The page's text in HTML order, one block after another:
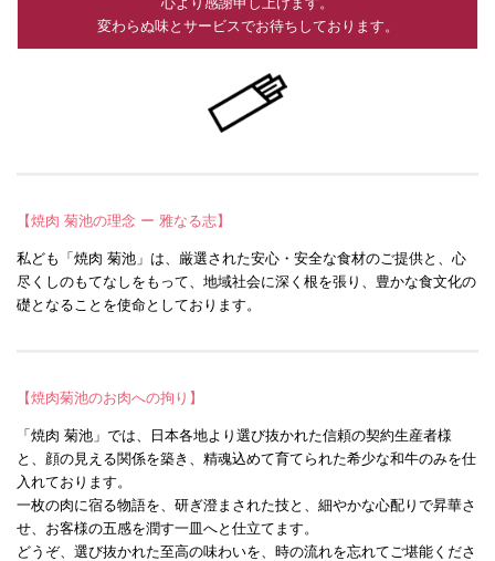
変わらぬ味とサービスでお待ちしております。
【焼肉 菊池の理念 ー 雅なる志】
私ども「焼肉 菊池」は、厳選された安心・安全な食材のご提供と、心
尽くしのもてなしをもって、地域社会に深く根を張り、豊かな食文化の
礎となることを使命としております。
【焼肉菊池のお肉への拘り】
「焼肉 菊池」では、日本各地より選び抜かれた信頼の契約生産者様
と、顔の見える関係を築き、精魂込めて育てられた希少な和牛のみを仕
入れております。
一枚の肉に宿る物語を、研ぎ澄まされた技と、細やかな心配りで昇華さ
せ、お客様の五感を潤す一皿へと仕立てます。
どうぞ、選び抜かれた至高の味わいを、時の流れを忘れてご堪能くださ